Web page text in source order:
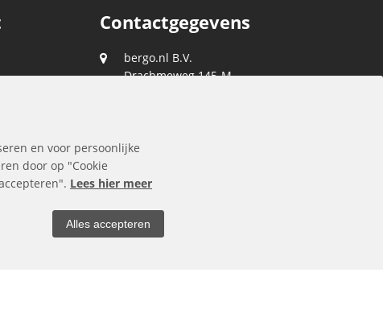
Contactgegevens
bergo.nl B.V.
Drachmeweg 145-M
en voor persoonlijke
door op "Cookie
Lees hier meer
Alles accepteren